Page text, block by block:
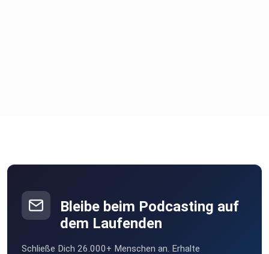
Bleibe beim Podcasting auf
dem Laufenden
Schließe Dich 26.000+ Menschen an. Erhalte